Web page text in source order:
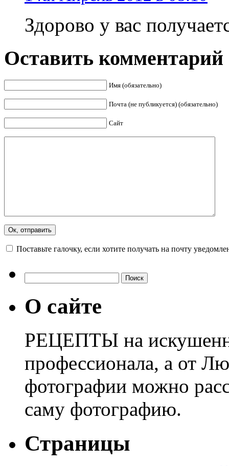
Здорово у вас
Оставить комментарий
Имя (обязательно)
Почта (не публикуется) (обязательно)
Сайт
Поставьте галочку, если хотите получать на почту
О сайте
РЕЦЕПТЫ на
профессионала, а от
фотографии можно
саму фотографию.
Страницы